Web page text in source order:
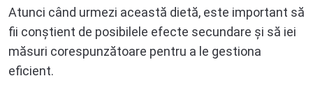
Atunci când urmezi această dietă, este important să
fii conștient de posibilele efecte secundare și să iei
măsuri corespunzătoare pentru a le gestiona
eficient.